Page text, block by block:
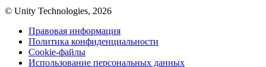
© Unity Technologies, 2026
Правовая информация
Политика конфиденциальности
Cookie-файлы
Использование персональных данных